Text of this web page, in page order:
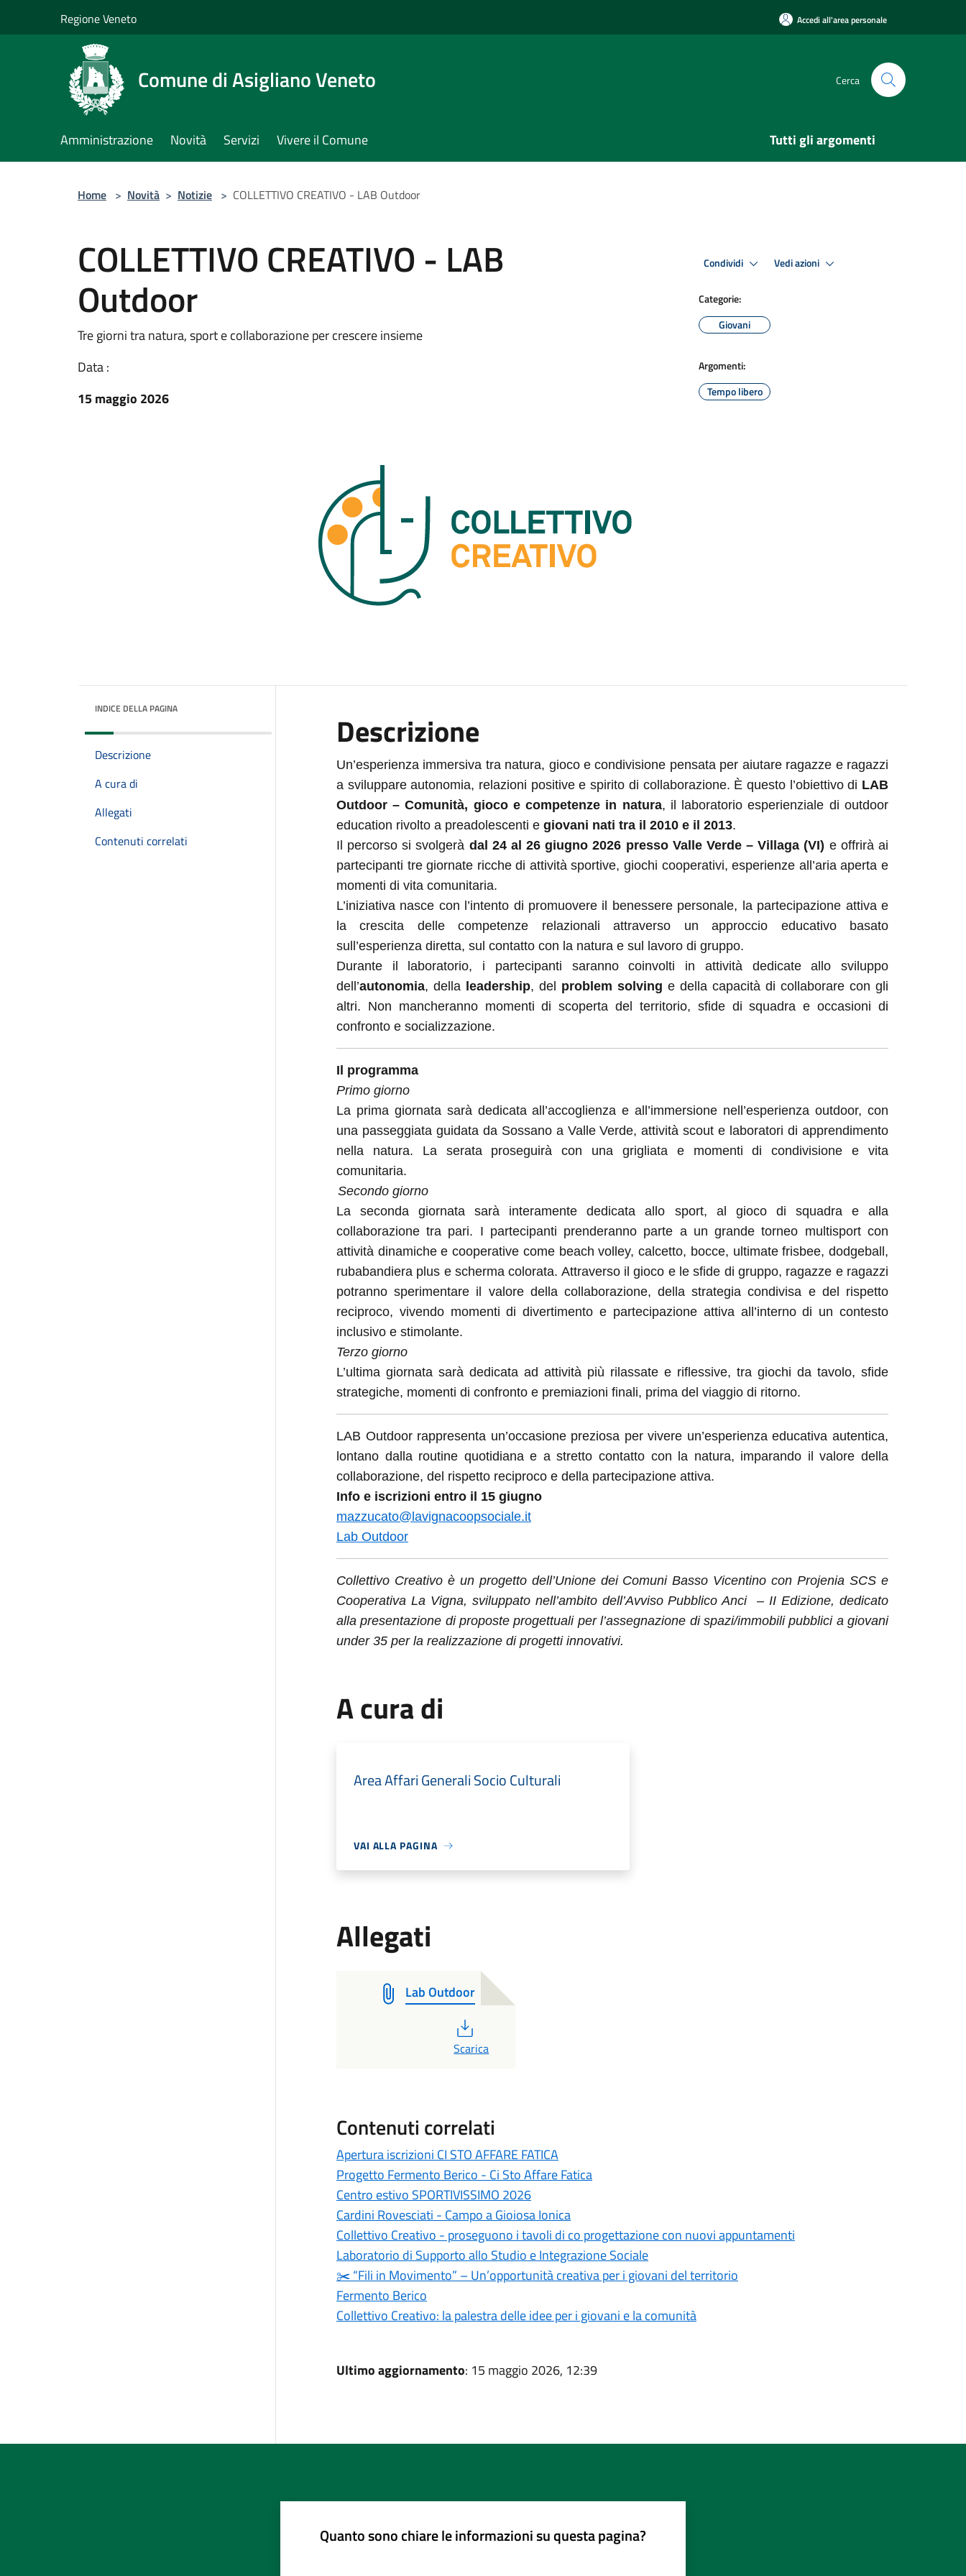
Regione Veneto Accedi all'area personale
Comune di Asigliano Veneto Cerca
Amministrazione Novità Servizi Vivere il Comune Tutti gli argomenti
Home > Novità > Notizie > COLLETTIVO CREATIVO - LAB Outdoor
COLLETTIVO CREATIVO - LAB
Outdoor
Tre giorni tra natura, sport e collaborazione per crescere insieme
Data :
15 maggio 2026
Condividi Vedi azioni
Categorie:
Giovani
Argomenti:
Tempo libero
INDICE DELLA PAGINA
Descrizione
A cura di
Allegati
Contenuti correlati
Descrizione
Un’esperienza immersiva tra natura, gioco e condivisione pensata per aiutare ragazze e ragazzi
a sviluppare autonomia, relazioni positive e spirito di collaborazione. È questo l’obiettivo di LAB
Outdoor – Comunità, gioco e competenze in natura, il laboratorio esperienziale di outdoor
education rivolto a preadolescenti e giovani nati tra il 2010 e il 2013.
Il percorso si svolgerà dal 24 al 26 giugno 2026 presso Valle Verde – Villaga (VI) e offrirà ai
partecipanti tre giornate ricche di attività sportive, giochi cooperativi, esperienze all’aria aperta e
momenti di vita comunitaria.
L’iniziativa nasce con l’intento di promuovere il benessere personale, la partecipazione attiva e
la crescita delle competenze relazionali attraverso un approccio educativo basato
sull’esperienza diretta, sul contatto con la natura e sul lavoro di gruppo.
Durante il laboratorio, i partecipanti saranno coinvolti in attività dedicate allo sviluppo
dell’autonomia, della leadership, del problem solving e della capacità di collaborare con gli
altri. Non mancheranno momenti di scoperta del territorio, sfide di squadra e occasioni di
confronto e socializzazione.
Il programma
Primo giorno
La prima giornata sarà dedicata all’accoglienza e all’immersione nell’esperienza outdoor, con
una passeggiata guidata da Sossano a Valle Verde, attività scout e laboratori di apprendimento
nella natura. La serata proseguirà con una grigliata e momenti di condivisione e vita
comunitaria.
Secondo giorno
La seconda giornata sarà interamente dedicata allo sport, al gioco di squadra e alla
collaborazione tra pari. I partecipanti prenderanno parte a un grande torneo multisport con
attività dinamiche e cooperative come beach volley, calcetto, bocce, ultimate frisbee, dodgeball,
rubabandiera plus e scherma colorata. Attraverso il gioco e le sfide di gruppo, ragazze e ragazzi
potranno sperimentare il valore della collaborazione, della strategia condivisa e del rispetto
reciproco, vivendo momenti di divertimento e partecipazione attiva all’interno di un contesto
inclusivo e stimolante.
Terzo giorno
L’ultima giornata sarà dedicata ad attività più rilassate e riflessive, tra giochi da tavolo, sfide
strategiche, momenti di confronto e premiazioni finali, prima del viaggio di ritorno.
LAB Outdoor rappresenta un’occasione preziosa per vivere un’esperienza educativa autentica,
lontano dalla routine quotidiana e a stretto contatto con la natura, imparando il valore della
collaborazione, del rispetto reciproco e della partecipazione attiva.
Info e iscrizioni entro il 15 giugno
mazzucato@lavignacoopsociale.it
Lab Outdoor
Collettivo Creativo è un progetto dell’Unione dei Comuni Basso Vicentino con Projenia SCS e
Cooperativa La Vigna, sviluppato nell’ambito dell’Avviso Pubblico Anci – II Edizione, dedicato
alla presentazione di proposte progettuali per l’assegnazione di spazi/immobili pubblici a giovani
under 35 per la realizzazione di progetti innovativi.
A cura di
Area Affari Generali Socio Culturali
VAI ALLA PAGINA
Allegati
Lab Outdoor
PDF
Scarica
Contenuti correlati
Apertura iscrizioni CI STO AFFARE FATICA
Progetto Fermento Berico - Ci Sto Affare Fatica
Centro estivo SPORTIVISSIMO 2026
Cardini Rovesciati - Campo a Gioiosa Ionica
Collettivo Creativo - proseguono i tavoli di co progettazione con nuovi appuntamenti
Laboratorio di Supporto allo Studio e Integrazione Sociale
✂️ “Fili in Movimento” – Un’opportunità creativa per i giovani del territorio
Fermento Berico
Collettivo Creativo: la palestra delle idee per i giovani e la comunità
Ultimo aggiornamento: 15 maggio 2026, 12:39
Quanto sono chiare le informazioni su questa pagina?